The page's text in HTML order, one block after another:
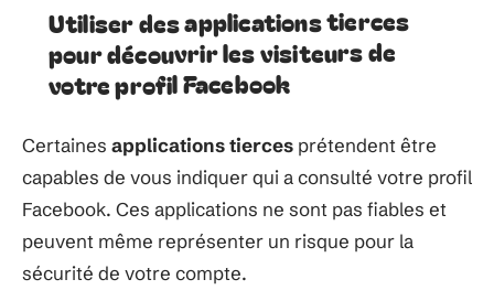
Utiliser des applications tierces
pour découvrir les visiteurs de
votre profil Facebook
Certaines applications tierces prétendent être
capables de vous indiquer qui a consulté votre profil
Facebook. Ces applications ne sont pas fiables et
peuvent même représenter un risque pour la
sécurité de votre compte.